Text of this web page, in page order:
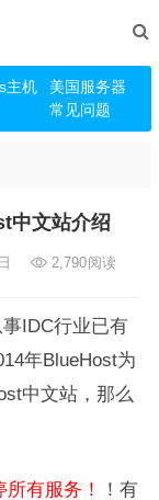
主机
美国服务器
常见问题
中文站介绍
2,790阅读
IDC行业已有
年BlueHost为
中文站，那么
有服务！
！有